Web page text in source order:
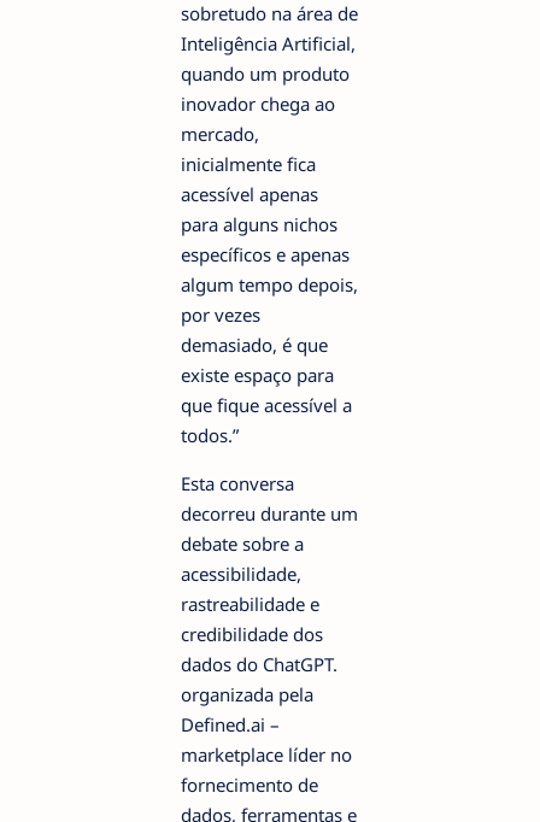
sobretudo na área de
Inteligência Artificial,
quando um produto
inovador chega ao
mercado,
inicialmente fica
acessível apenas
para alguns nichos
específicos e apenas
algum tempo depois,
por vezes
demasiado, é que
existe espaço para
que fique acessível a
todos.”
Esta conversa
decorreu durante um
debate sobre a
acessibilidade,
rastreabilidade e
credibilidade dos
dados do ChatGPT.
organizada pela
Defined.ai –
marketplace líder no
fornecimento de
dados, ferramentas e